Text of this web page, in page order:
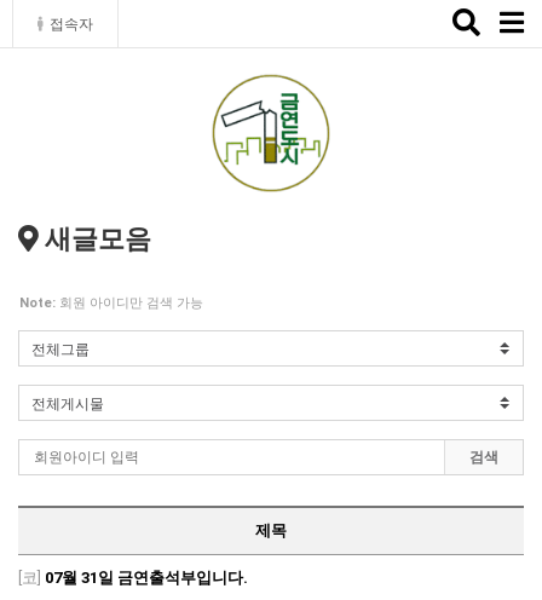
접속자
Toggle
새글모음
Note: 회원 아이디만 검색 가능
검색
제목
[코] 07월 31일 금연출석부입니다.